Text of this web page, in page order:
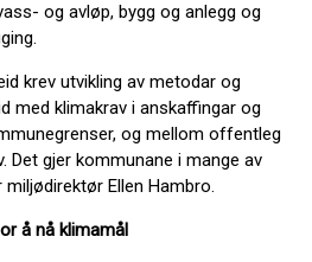
og avløp, bygg og anlegg og
krev utvikling av metodar og
med klimakrav i anskaffingar og
og mellom offentleg
Det gjer kommunane i mange av
Ellen Hambro.
å nå klimamål